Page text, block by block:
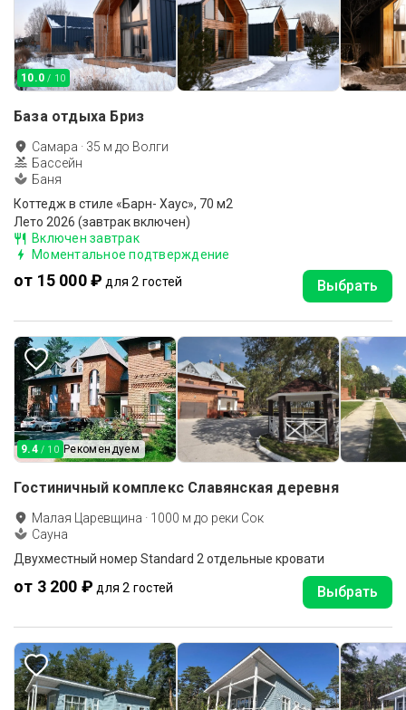
10.0 / 10
База отдыха Бриз
Самара · 35 м до Волги
Бассейн
Баня
Коттедж в стиле «Барн- Хаус», 70 м2
Лето 2026 (завтрак включен)
Включен завтрак
Моментальное подтверждение
от 15 000 ₽ для 2 гостей Выбрать
9.4 / 10 Рекомендуем
Гостиничный комплекс Славянская деревня
Малая Царевщина · 1000 м до реки Сок
Сауна
Двухместный номер Standard 2 отдельные кровати
от 3 200 ₽ для 2 гостей Выбрать